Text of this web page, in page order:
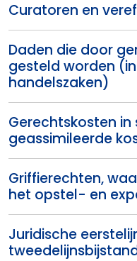
Curatoren en
Daden die door
gesteld worden
handelszaken)
Gerechtskosten in
geassimileerde
Griffierechten,
het opstel- en
Juridische